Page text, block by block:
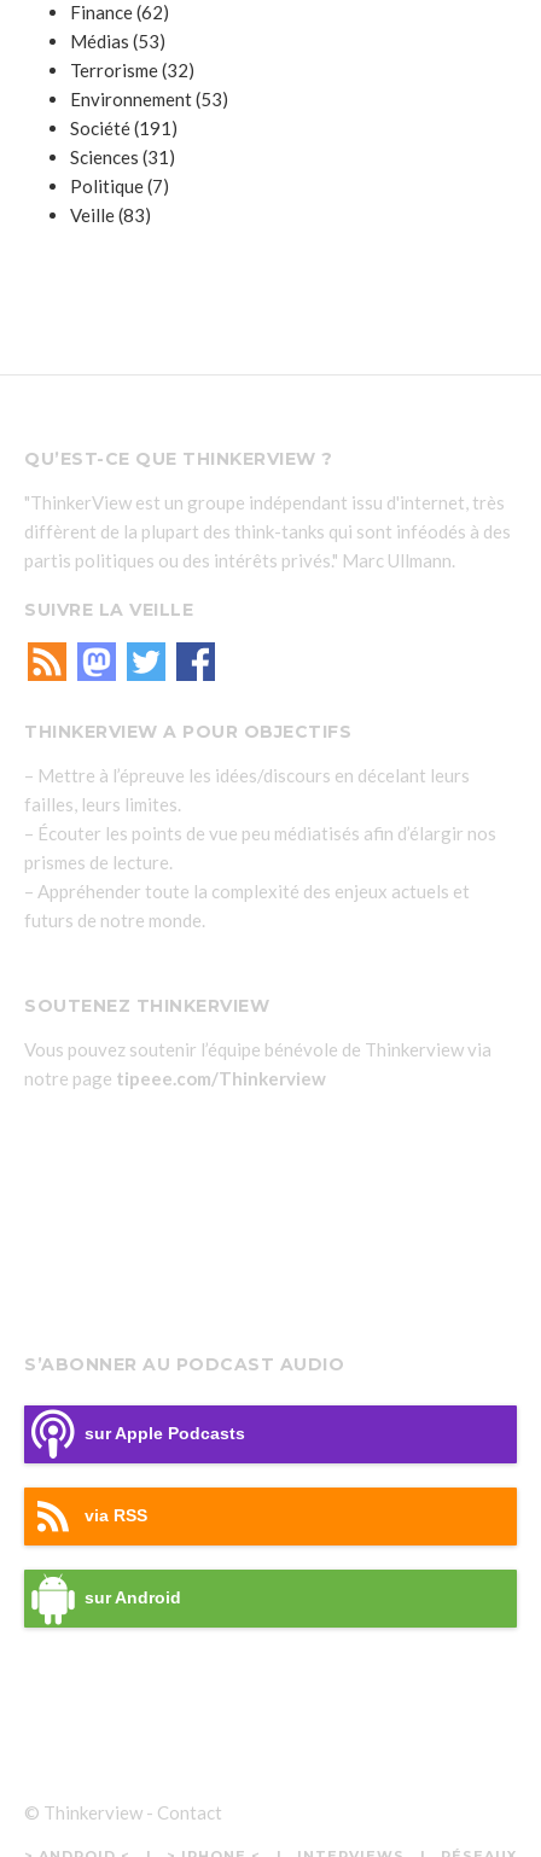
Finance(62)
Médias (53)
Terrorisme(32)
Environnement(53)
Société(191)
Sciences (31)
Politique(7)
Veille(83)
QU’EST-CE QUE THINKERVIEW ?
"ThinkerView est un groupe indépendant issu d'internet, très
diffèrent de la plupart des think-tanks qui sont inféodés à des
partis politiques ou des intérêts privés." Marc Ullmann.
SUIVRE LA VEILLE
THINKERVIEW A POUR OBJECTIFS
– Mettre à l’épreuve les idées/discours en décelant leurs
failles, leurs limites.
– Écouter les points de vue peu médiatisés afin d’élargir nos
prismes de lecture.
– Appréhender toute la complexité des enjeux actuels et
futurs de notre monde.
SOUTENEZ THINKERVIEW
Vous pouvez soutenir l’équipe bénévole de Thinkerview via
notre page tipeee.com/Thinkerview
S’ABONNER AU PODCAST AUDIO
sur Apple Podcasts
via RSS
sur Android
© Thinkerview - Contact